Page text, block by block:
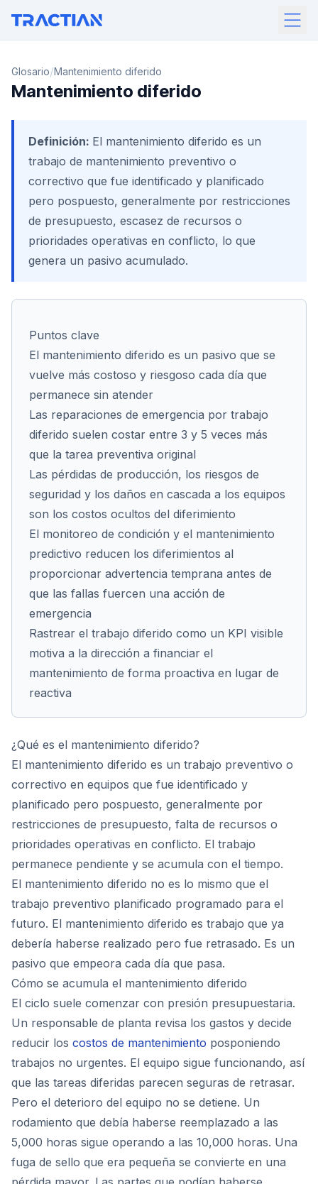
Glosario/Mantenimiento diferido
Mantenimiento diferido
Definición: El mantenimiento diferido es un
trabajo de mantenimiento preventivo o
correctivo que fue identificado y planificado
pero pospuesto, generalmente por restricciones
de presupuesto, escasez de recursos o
prioridades operativas en conflicto, lo que
genera un pasivo acumulado.
Puntos clave
El mantenimiento diferido es un pasivo que se
vuelve más costoso y riesgoso cada día que
permanece sin atender
Las reparaciones de emergencia por trabajo
diferido suelen costar entre 3 y 5 veces más
que la tarea preventiva original
Las pérdidas de producción, los riesgos de
seguridad y los daños en cascada a los equipos
son los costos ocultos del diferimiento
El monitoreo de condición y el mantenimiento
predictivo reducen los diferimientos al
proporcionar advertencia temprana antes de
que las fallas fuercen una acción de
emergencia
Rastrear el trabajo diferido como un KPI visible
motiva a la dirección a financiar el
mantenimiento de forma proactiva en lugar de
reactiva
¿Qué es el mantenimiento diferido?
El mantenimiento diferido es un trabajo preventivo o
correctivo en equipos que fue identificado y
planificado pero pospuesto, generalmente por
restricciones de presupuesto, falta de recursos o
prioridades operativas en conflicto. El trabajo
permanece pendiente y se acumula con el tiempo.
El mantenimiento diferido no es lo mismo que el
trabajo preventivo planificado programado para el
futuro. El mantenimiento diferido es trabajo que ya
debería haberse realizado pero fue retrasado. Es un
pasivo que empeora cada día que pasa.
Cómo se acumula el mantenimiento diferido
El ciclo suele comenzar con presión presupuestaria.
Un responsable de planta revisa los gastos y decide
reducir los costos de mantenimiento posponiendo
trabajos no urgentes. El equipo sigue funcionando, así
que las tareas diferidas parecen seguras de retrasar.
Pero el deterioro del equipo no se detiene. Un
rodamiento que debía haberse reemplazado a las
5,000 horas sigue operando a las 10,000 horas. Una
fuga de sello que era pequeña se convierte en una